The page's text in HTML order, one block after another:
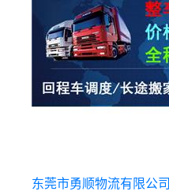
东莞市勇顺物流有限公司